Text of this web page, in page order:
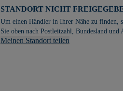
STANDORT NICHT
Um einen Händler in Ihrer Nähe zu finden,
Sie oben nach Postleitzahl, Bundesland und
Meinen Standort teilen